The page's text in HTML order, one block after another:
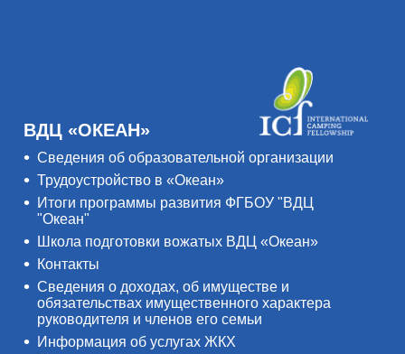
ВДЦ «ОКЕАН»
Сведения об образовательной организации
Трудоустройство в «Океан»
Итоги программы развития ФГБОУ "ВДЦ
"Океан"
Школа подготовки вожатых ВДЦ «Океан»
Контакты
Сведения о доходах, об имуществе и
обязательствах имущественного характера
руководителя и членов его семьи
Информация об услугах ЖКХ